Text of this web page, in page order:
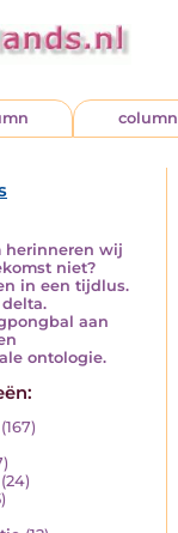
column
herinneren wij
niet?
in een tijdlus.
aan
ontologie.
(167)
(24)